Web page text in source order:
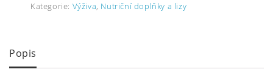
Kategorie: Výživa, Nutriční doplňky a lizy
Popis